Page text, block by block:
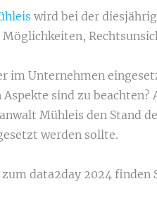
wird bei der
im Unternehmen
sind zu
Mühleis den Stand
werden sollte.
data2day 2024 finden